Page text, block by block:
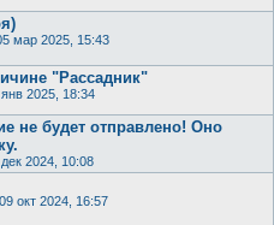
мар 2025, 15:43
"Рассадник"
2025, 18:34
не будет отправлено! Оно
2024, 10:08
09 окт 2024, 16:57